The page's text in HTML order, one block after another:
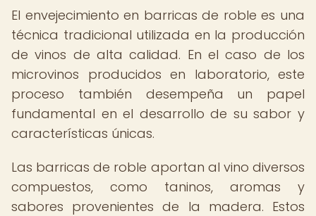
El envejecimiento en barricas de roble es una
técnica tradicional utilizada en la producción
de vinos de alta calidad. En el caso de los
microvinos producidos en laboratorio, este
proceso también desempeña un papel
fundamental en el desarrollo de su sabor y
características únicas.
Las barricas de roble aportan al vino diversos
compuestos, como taninos, aromas y
sabores provenientes de la madera. Estos